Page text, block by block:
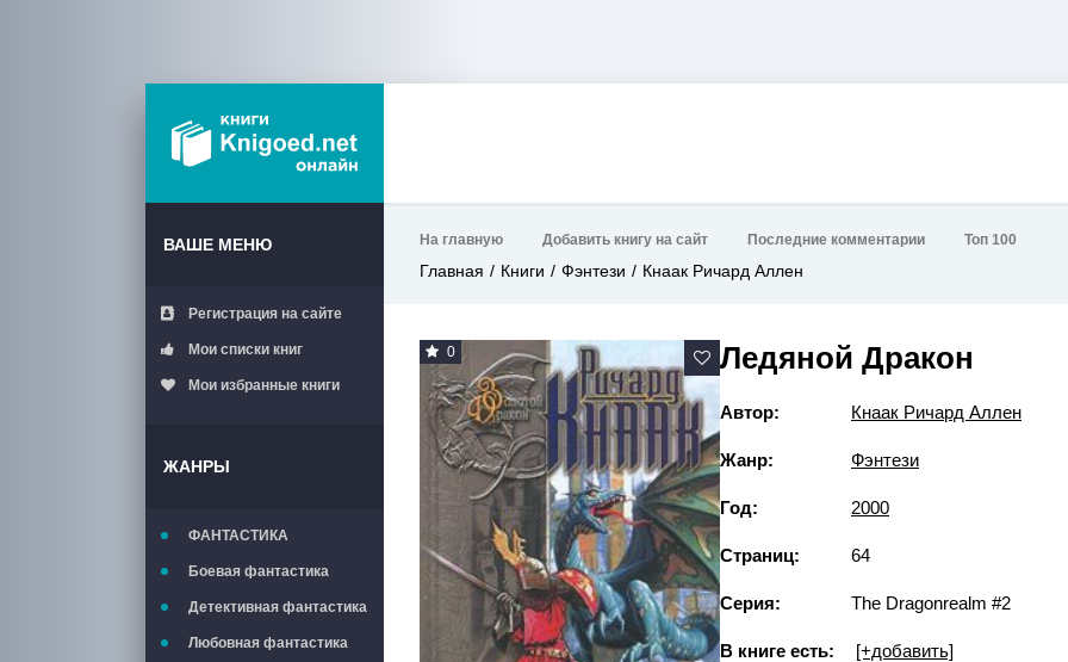
ВАШЕ МЕНЮ
Регистрация на сайте
Мои списки книг
Мои избранные книги
ЖАНРЫ
ФАНТАСТИКА
Боевая фантастика
Детективная фантастика
Любовная фантастика
На главную Добавить книгу на сайт Последние комментарии Топ 100
Главная Книги Фэнтези Кнаак Ричард Аллен
0 Ледяной Дракон
Автор: Кнаак Ричард Аллен
Жанр: Фэнтези
Год: 2000
Страниц: 64
Серия: The Dragonrealm #2
В книге есть: [+добавить]